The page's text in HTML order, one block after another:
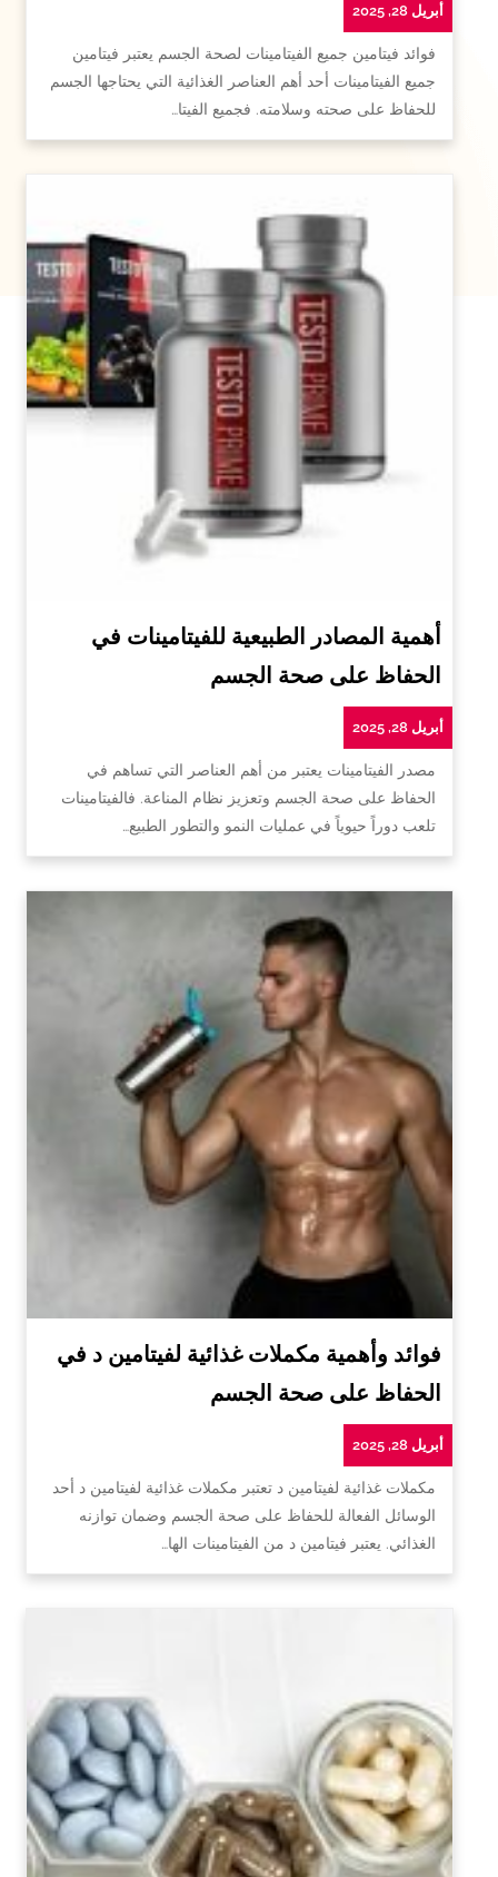
أبريل 28, 2025
فوائد فيتامين جميع الفيتامينات لصحة الجسم يعتبر فيتامين
جميع الفيتامينات أحد أهم العناصر الغذائية التي يحتاجها الجسم
للحفاظ على صحته وسلامته. فجميع الفيتا…
أهمية المصادر الطبيعية للفيتامينات في
الحفاظ على صحة الجسم
أبريل 28, 2025
مصدر الفيتامينات يعتبر من أهم العناصر التي تساهم في
الحفاظ على صحة الجسم وتعزيز نظام المناعة. فالفيتامينات
تلعب دوراً حيوياً في عمليات النمو والتطور الطبيع…
فوائد وأهمية مكملات غذائية لفيتامين د في
الحفاظ على صحة الجسم
أبريل 28, 2025
مكملات غذائية لفيتامين د تعتبر مكملات غذائية لفيتامين د أحد
الوسائل الفعالة للحفاظ على صحة الجسم وضمان توازنه
الغذائي. يعتبر فيتامين د من الفيتامينات الها…